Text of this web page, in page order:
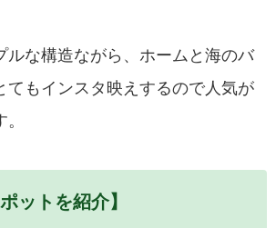
ルな構造ながら、ホームと海のバ
てもインスタ映えするので人気が
ットを紹介】